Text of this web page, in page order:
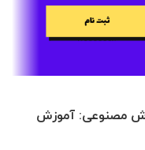
مصنوعی: آموزش